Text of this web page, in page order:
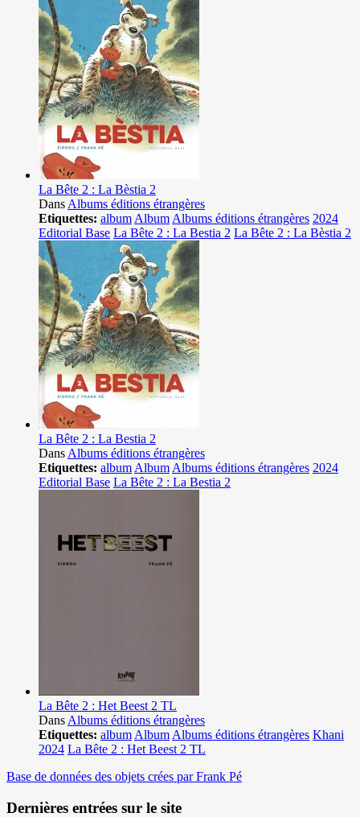
La Bête 2 : La Bèstia 2
Dans Albums éditions étrangères
Etiquettes: album Album Albums éditions étrangères 2024
Editorial Base La Bête 2 : La Bestia 2 La Bête 2 : La Bèstia 2
La Bête 2 : La Bestia 2
Dans Albums éditions étrangères
Etiquettes: album Album Albums éditions étrangères 2024
Editorial Base La Bête 2 : La Bestia 2
La Bête 2 : Het Beest 2 TL
Dans Albums éditions étrangères
Etiquettes: album Album Albums éditions étrangères Khani
2024 La Bête 2 : Het Beest 2 TL
Base de données des objets crées par Frank Pé
Dernières entrées sur le site